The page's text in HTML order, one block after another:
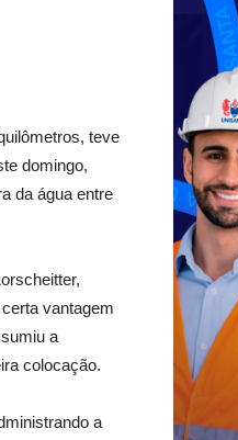
teve
domingo,
da água entre
vantagem
a
colocação.
a